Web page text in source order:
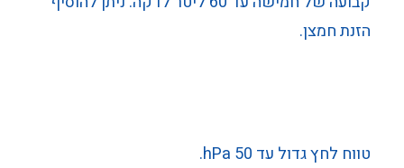
הזנת חמצן.
טווח לחץ גדול עד 50 hPa.